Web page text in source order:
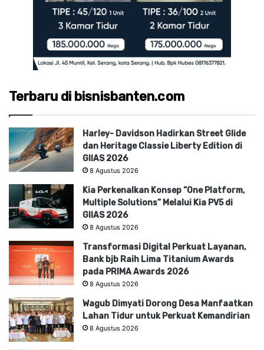
Terbaru di bisnisbanten.com
Harley- Davidson Hadirkan Street Glide
dan Heritage Classie Liberty Edition di
GIIAS 2026
8 Agustus 2026
Kia Perkenalkan Konsep “One Platform,
Multiple Solutions” Melalui Kia PV5 di
GIIAS 2026
8 Agustus 2026
Transformasi Digital Perkuat Layanan,
Bank bjb Raih Lima Titanium Awards
pada PRIMA Awards 2026
8 Agustus 2026
Wagub Dimyati Dorong Desa Manfaatkan
Lahan Tidur untuk Perkuat Kemandirian
8 Agustus 2026